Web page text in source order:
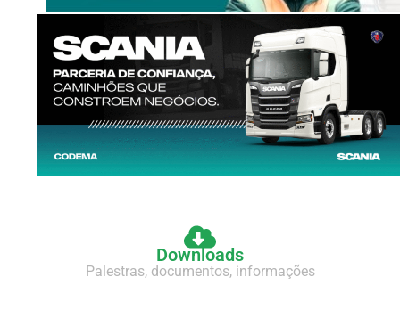
Downloads
Palestras, documentos, informações